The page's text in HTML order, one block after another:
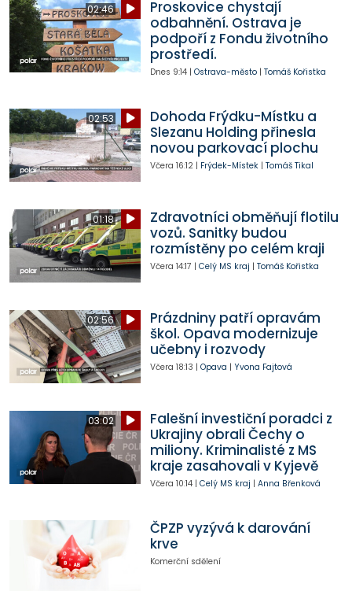
02:46
Proskovice chystají
odbahnění. Ostrava je
podpoří z Fondu životního
prostředí.
Dnes 9:14| Ostrava-město| Tomáš Kořistka
02:53
Dohoda Frýdku-Místku a
Slezanu Holding přinesla
novou parkovací plochu
Včera 16:12| Frýdek-Místek| Tomáš Tikal
01:18
Zdravotníci obměňují flotilu
vozů. Sanitky budou
rozmístěny po celém kraji
Včera 14:17 | Celý MS kraj | Tomáš Kořistka
02:56
Prázdniny patří opravám
škol. Opava modernizuje
učebny i rozvody
Včera 18:13 | Opava | Yvona Fajtová
03:02
Falešní investiční poradci z
Ukrajiny obrali Čechy o
miliony. Kriminalisté z MS
kraje zasahovali v Kyjevě
Včera 10:14| Celý MS kraj | Anna Břenková
ČPZP vyzývá k darování
krve
Komerční sdělení